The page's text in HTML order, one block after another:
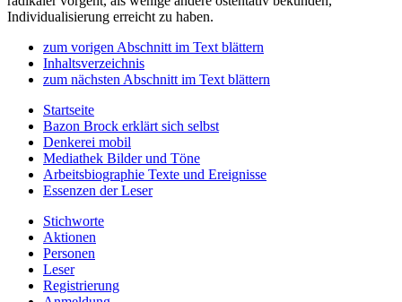
Individualisierung erreicht zu haben.
zum vorigen Abschnitt im Text blättern
Inhaltsverzeichnis
zum nächsten Abschnitt im Text blättern
Startseite
Bazon Brock erklärt sich selbst
Denkerei mobil
Mediathek Bilder und Töne
Arbeitsbiographie Texte und Ereignisse
Essenzen der Leser
Stichworte
Aktionen
Personen
Leser
Registrierung